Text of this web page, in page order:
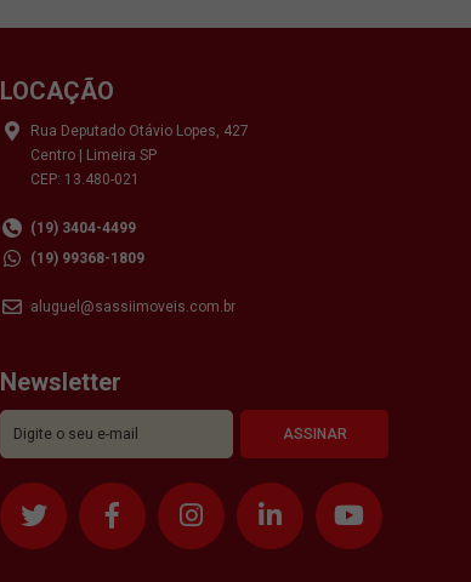
LOCAÇÃO
Rua Deputado Otávio Lopes, 427
Centro | Limeira SP
CEP: 13.480-021
(19) 3404-4499
(19) 99368-1809
aluguel@sassiimoveis.com.br
Newsletter